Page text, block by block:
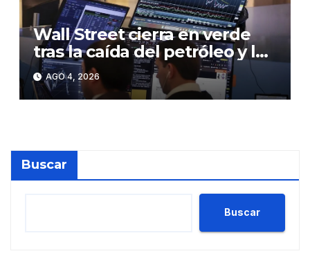
Wall Street cierra en verde
tras la caída del petróleo y la
subida de las tecnológicas
AGO 4, 2026
Buscar
Buscar